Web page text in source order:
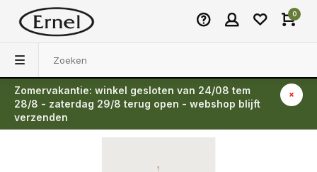
0
Zomervakantie: winkel gesloten van 24/08 tem
28/8 - zaterdag 29/8 terug open - webshop blijft
verzenden
Terug